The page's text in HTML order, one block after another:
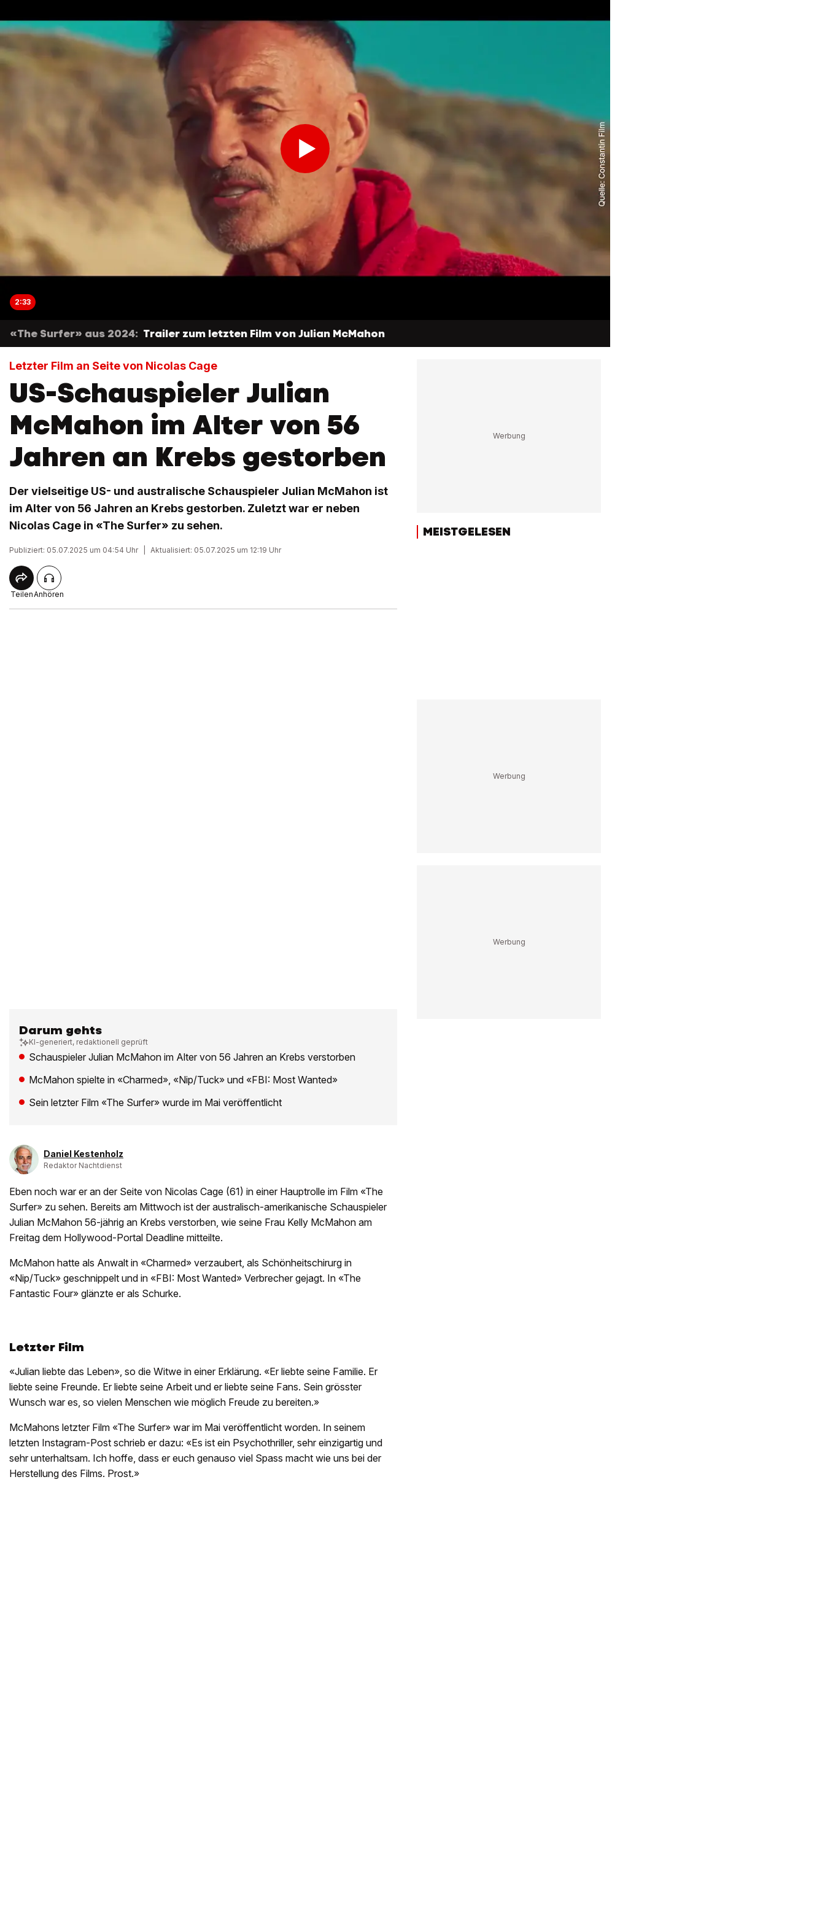
2:33
«The Surfer» aus 2024: Trailer zum letzten Film von Julian McMahon
Letzter Film an Seite von Nicolas Cage
US-Schauspieler Julian
McMahon im Alter von 56
Jahren an Krebs gestorben
Der vielseitige US- und australische Schauspieler Julian McMahon ist
im Alter von 56 Jahren an Krebs gestorben. Zuletzt war er neben
Nicolas Cage in «The Surfer» zu sehen.
Publiziert: 05.07.2025 um 04:54 Uhr Aktualisiert: 05.07.2025 um 12:19 Uhr
TeilenAnhören
Darum gehts
KI-generiert, redaktionell geprüft
Schauspieler Julian McMahon im Alter von 56 Jahren an Krebs verstorben
McMahon spielte in «Charmed», «Nip/Tuck» und «FBI: Most Wanted»
Sein letzter Film «The Surfer» wurde im Mai veröffentlicht
Daniel Kestenholz
Redaktor Nachtdienst
Eben noch war er an der Seite von Nicolas Cage (61) in einer Hauptrolle im Film «The
Surfer» zu sehen. Bereits am Mittwoch ist der australisch-amerikanische Schauspieler
Julian McMahon 56-jährig an Krebs verstorben, wie seine Frau Kelly McMahon am
Freitag dem Hollywood-Portal Deadline mitteilte.
McMahon hatte als Anwalt in «Charmed» verzaubert, als Schönheitschirurg in
«Nip/Tuck» geschnippelt und in «FBI: Most Wanted» Verbrecher gejagt. In «The
Fantastic Four» glänzte er als Schurke.
Letzter Film
«Julian liebte das Leben», so die Witwe in einer Erklärung. «Er liebte seine Familie. Er
liebte seine Freunde. Er liebte seine Arbeit und er liebte seine Fans. Sein grösster
Wunsch war es, so vielen Menschen wie möglich Freude zu bereiten.»
McMahons letzter Film «The Surfer» war im Mai veröffentlicht worden. In seinem
letzten Instagram-Post schrieb er dazu: «Es ist ein Psychothriller, sehr einzigartig und
sehr unterhaltsam. Ich hoffe, dass er euch genauso viel Spass macht wie uns bei der
Herstellung des Films. Prost.»
MEISTGELESEN